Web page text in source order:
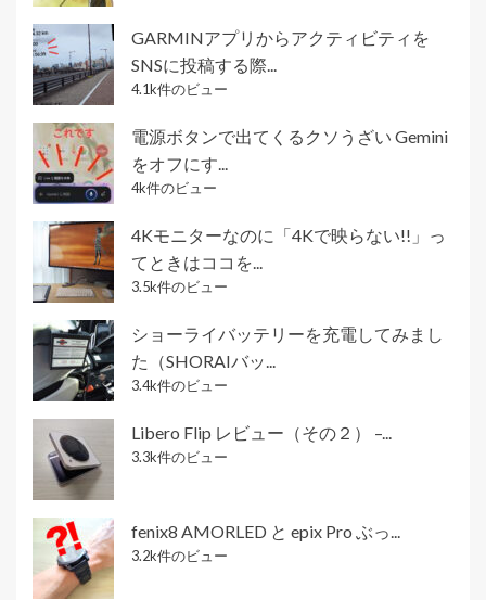
GARMINアプリからアクティビティを
SNSに投稿する際...
4.1k件のビュー
電源ボタンで出てくるクソうざい Gemini
をオフにす...
4k件のビュー
4Kモニターなのに「4Kで映らない!!」っ
てときはココを...
3.5k件のビュー
ショーライバッテリーを充電してみまし
た（SHORAIバッ...
3.4k件のビュー
Libero Flip レビュー（その２） –...
3.3k件のビュー
fenix8 AMORLED と epix Pro ぶっ...
3.2k件のビュー